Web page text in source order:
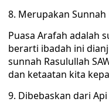
8. Merupakan Sunnah
Puasa Arafah adalah
berarti ibadah ini
sunnah Rasulullah
dan ketaatan kita
9. Dibebaskan dari